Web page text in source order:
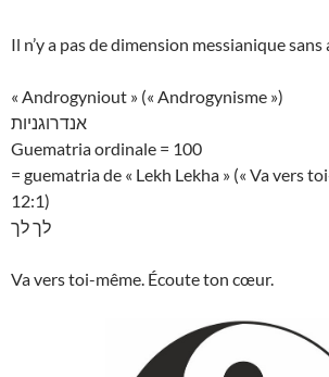
Il n’y a pas de dimension messianique
« Androgyniout » (« Androgynisme »)
אנדרוגניות
Guematria ordinale = 100
= guematria de « Lekh Lekha » (« Va vers
12:1)
לך לך
Va vers toi-même. Écoute ton cœur.